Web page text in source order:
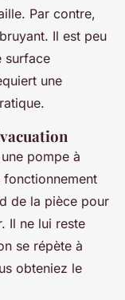
Par contre,
Il est peu
surface
une
pompe à
de la pièce pour
Il ne lui reste
se répète à
obteniez le